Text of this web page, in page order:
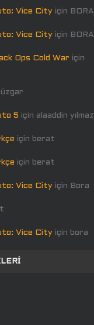
Vice City için BORA
Vice City için BORA
Ops Cold War için
5 için alaaddin yılmaz
için berat
için berat
Vice City için Bora
Vice City için bora